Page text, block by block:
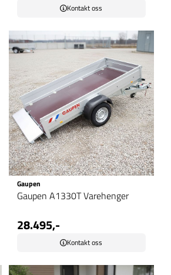
Kontakt oss
Gaupen
Gaupen A1330T Varehenger
28.495,-
Kontakt oss